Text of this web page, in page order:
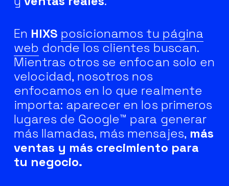
En HIXS posicionamos tu página
web donde los clientes buscan.
Mientras otros se enfocan solo en
velocidad, nosotros nos
enfocamos en lo que realmente
importa: aparecer en los primeros
lugares de Google™ para generar
más llamadas, más mensajes, más
ventas y más crecimiento para
tu negocio.